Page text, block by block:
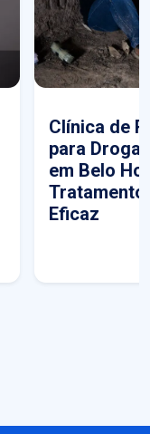
Clínica de
para
em Belo
Tratamento
Eficaz